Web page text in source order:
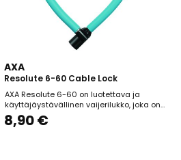
AXA
Resolute 6-60 Cable Lock
AXA Resolute 6-60 on luotettava ja
käyttäjäystävällinen vaijerilukko, joka on
suunniteltu erityisesti lasten polkupyörille
lyhytaikaiseen pysäköintiin alueilla, joilla
8,90 €